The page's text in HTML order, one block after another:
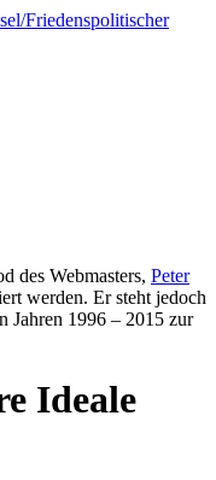
des Webmasters, Peter
werden. Er steht jedoch
Jahren 1996 – 2015 zur
Ideale